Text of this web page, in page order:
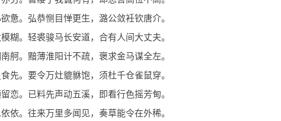
惫。弘恭恻目惮更生，潞公敛衽钦唐介。
糊。轻裘骏马长安道，合有人间大丈夫。
舸。黯薄淮阳计不疏，褒求金马谋全左。
先。要令万灶貔貅饱，须杜千仓雀鼠穿。
恋。已料先声动五溪，即看行色摇芳甸。
依。往来万里多闻见，奏草能令在外稀。